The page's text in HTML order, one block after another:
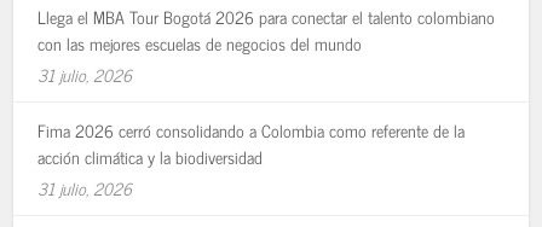
Llega el MBA Tour Bogotá 2026 para conectar el talento colombiano
con las mejores escuelas de negocios del mundo
31 julio, 2026
Fima 2026 cerró consolidando a Colombia como referente de la
acción climática y la biodiversidad
31 julio, 2026